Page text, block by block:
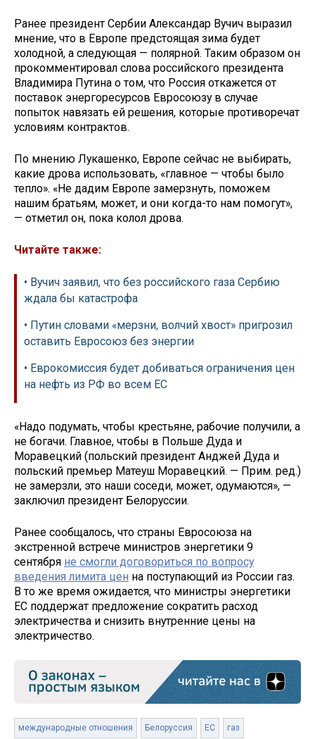
Ранее президент Сербии Александар Вучич выразил
мнение, что в Европе предстоящая зима будет
холодной, а следующая — полярной. Таким образом он
прокомментировал слова российского президента
Владимира Путина о том, что Россия откажется от
поставок энергоресурсов Евросоюзу в случае
попыток навязать ей решения, которые противоречат
условиям контрактов.
По мнению Лукашенко, Европе сейчас не выбирать,
какие дрова использовать, «главное — чтобы было
тепло». «Не дадим Европе замерзнуть, поможем
нашим братьям, может, и они когда-то нам помогут»,
— отметил он, пока колол дрова.
Читайте также:
• Вучич заявил, что без российского газа Сербию
ждала бы катастрофа
• Путин словами «мерзни, волчий хвост» пригрозил
оставить Евросоюз без энергии
• Еврокомиссия будет добиваться ограничения цен
на нефть из РФ во всем ЕС
«Надо подумать, чтобы крестьяне, рабочие получили, а
не богачи. Главное, чтобы в Польше Дуда и
Моравецкий (польский президент Анджей Дуда и
польский премьер Матеуш Моравецкий. — Прим. ред.)
не замерзли, это наши соседи, может, одумаются», —
заключил президент Белоруссии.
Ранее сообщалось, что страны Евросоюза на
экстренной встрече министров энергетики 9
сентября не смогли договориться по вопросу
введения лимита цен на поступающий из России газ.
В то же время ожидается, что министры энергетики
ЕС поддержат предложение сократить расход
электричества и снизить внутренние цены на
электричество.
международные отношения Белоруссия ЕС газ